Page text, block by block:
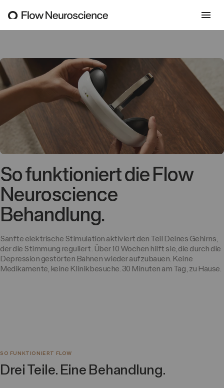
So funktioniert die Flow
Neuroscience
Behandlung.
Sanfte elektrische Stimulation aktiviert den Teil Deines Gehirns,
der die Stimmung reguliert. Über 10 Wochen hilft sie, die durch die
Depression gestörten Bahnen wieder aufzubauen. Keine
Medikamente, keine Klinikbesuche. 30 Minuten am Tag, zu Hause.
SO FUNKTIONIERT FLOW
Drei Teile. Eine Behandlung.